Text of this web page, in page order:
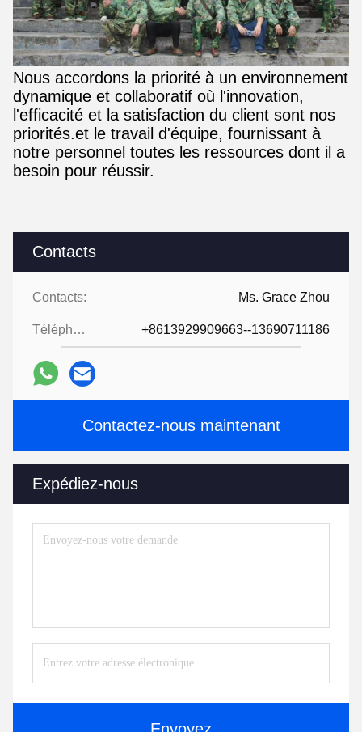
Contacts
Contacts: Ms. Grace Zhou
Téléphone: +8613929909663--13690711186
Contactez-nous maintenant
Expédiez-nous
Nous accordons la priorité à un environnement
dynamique et collaboratif où l'innovation,
l'efficacité et la satisfaction du client sont nos
priorités.et le travail d'équipe, fournissant à
notre personnel toutes les ressources dont il a
besoin pour réussir.